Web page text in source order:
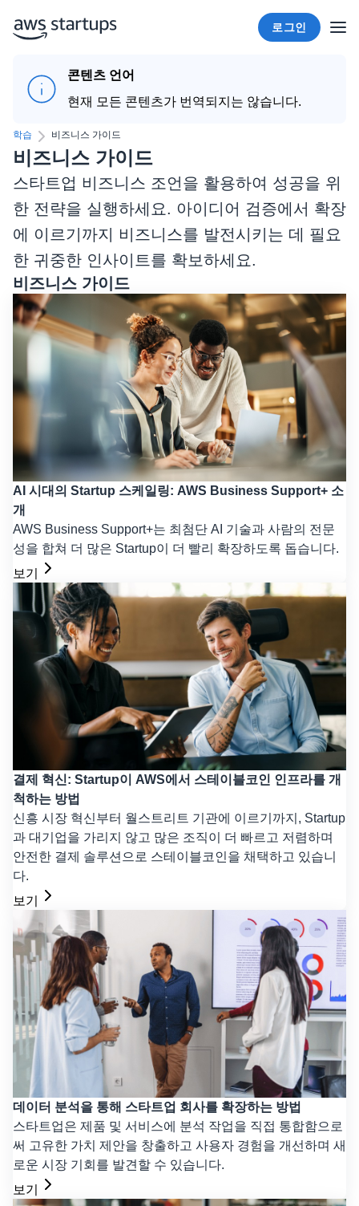
로그인
콘텐츠 언어
현재 모든 콘텐츠가 번역되지는 않습니다.
학습 비즈니스 가이드
비즈니스 가이드
스타트업 비즈니스 조언을 활용하여 성공을 위
한 전략을 실행하세요. 아이디어 검증에서 확장
에 이르기까지 비즈니스를 발전시키는 데 필요
한 귀중한 인사이트를 확보하세요.
비즈니스 가이드
AI 시대의 Startup 스케일링: AWS Business Support+ 소
개
AWS Business Support+는 최첨단 AI 기술과 사람의 전문
성을 합쳐 더 많은 Startup이 더 빨리 확장하도록 돕습니다.
보기
결제 혁신: Startup이 AWS에서 스테이블코인 인프라를 개
척하는 방법
신흥 시장 혁신부터 월스트리트 기관에 이르기까지, Startup
과 대기업을 가리지 않고 많은 조직이 더 빠르고 저렴하며
안전한 결제 솔루션으로 스테이블코인을 채택하고 있습니
다.
보기
데이터 분석을 통해 스타트업 회사를 확장하는 방법
스타트업은 제품 및 서비스에 분석 작업을 직접 통합함으로
써 고유한 가치 제안을 창출하고 사용자 경험을 개선하며 새
로운 시장 기회를 발견할 수 있습니다.
보기